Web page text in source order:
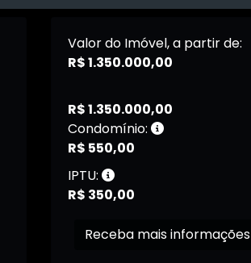
Valor do Imóvel, a partir de:
R$ 1.350.000,00
R$ 1.350.000,00
Condomínio:
R$ 550,00
IPTU:
R$ 350,00
Receba mais informações